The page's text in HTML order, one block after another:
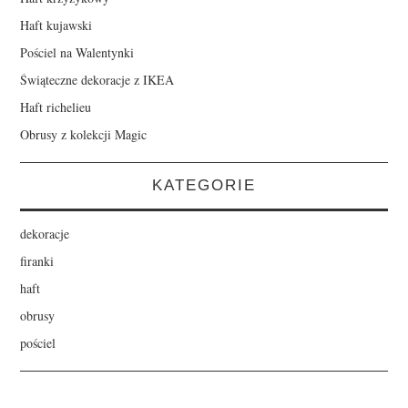
Haft kujawski
Pościel na Walentynki
Świąteczne dekoracje z IKEA
Haft richelieu
Obrusy z kolekcji Magic
KATEGORIE
dekoracje
firanki
haft
obrusy
pościel